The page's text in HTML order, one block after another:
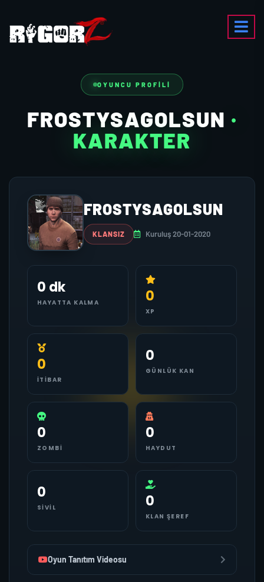
OYUNCU PROFILI
FROSTYSAGOLSUN ·
KARAKTER
FROSTYSAGOLSUN
KLANSIZ Kuruluş 20-01-2020
0 dk
HAYATTA KALMA 0
XP
0
İTIBAR
0
GÜNLÜK KAN
0
ZOMBI
0
HAYDUT
0
SIVIL 0
KLAN ŞEREF
Oyun Tanıtım Videosu